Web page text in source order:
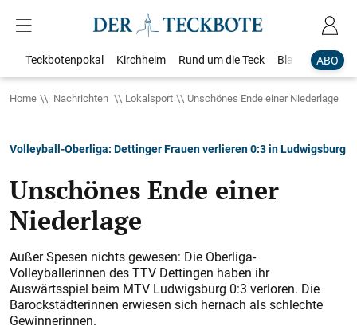
ABO
Teckbotenpokal Kirchheim Rund um die Teck Blaulicht
Home Nachrichten Lokalsport Unschönes Ende einer Niederlage
Volleyball-Oberliga: Dettinger Frauen verlieren 0:3 in Ludwigsburg
Unschönes Ende einer
Niederlage
Außer Spesen nichts gewesen: Die Oberliga-
Volleyballerinnen des TTV Dettingen haben ihr
Auswärtsspiel beim MTV Ludwigsburg 0:3 verloren. Die
Barockstädterinnen erwiesen sich hernach als schlechte
Gewinnerinnen.